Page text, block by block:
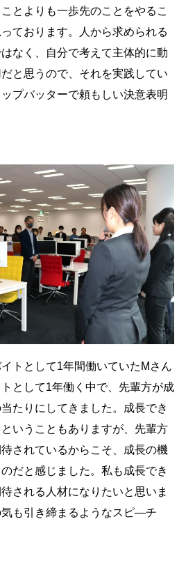
とよりも一歩先のことをやるこ
ております。人から求められる
なく、自分で考えて主体的に動
と思うので、それを実践してい
プバッターで頼もしい決意表明
トとして1年間働いていたMさん
として1年働く中で、先輩方が成
たりにしてきました。成長でき
いうこともありますが、先輩方
されているからこそ、成長の機
だと感じました。私も成長でき
される人材になりたいと思いま
も引き締まるようなスピ―チ